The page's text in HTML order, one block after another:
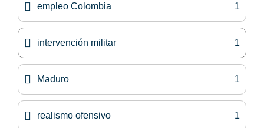
empleo Colombia 1
intervención militar 1
Maduro 1
realismo ofensivo 1